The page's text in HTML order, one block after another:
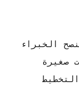
الخبراء
صغيرة
التخطيط